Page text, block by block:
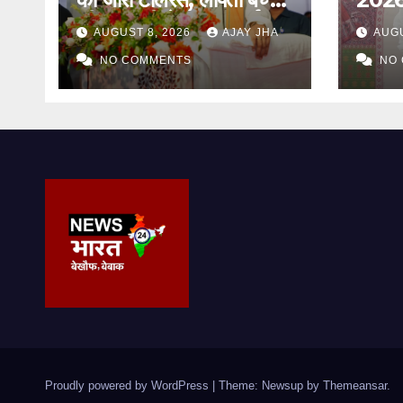
की बरामदगी से लेकर पुनर्वास
तक पर जोर: सम्राट चौधरी
AUGUST 8, 2026 AJAY JHA
NO COMMENTS NO
Proudly powered by WordPress | Theme: Newsup by Themeansar.